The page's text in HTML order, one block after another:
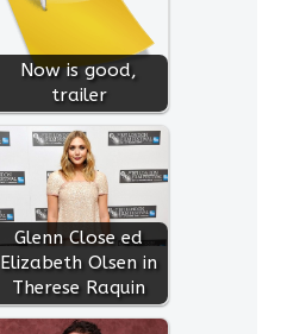
Now is good,
trailer
Glenn Close ed
Elizabeth Olsen in
Therese Raquin